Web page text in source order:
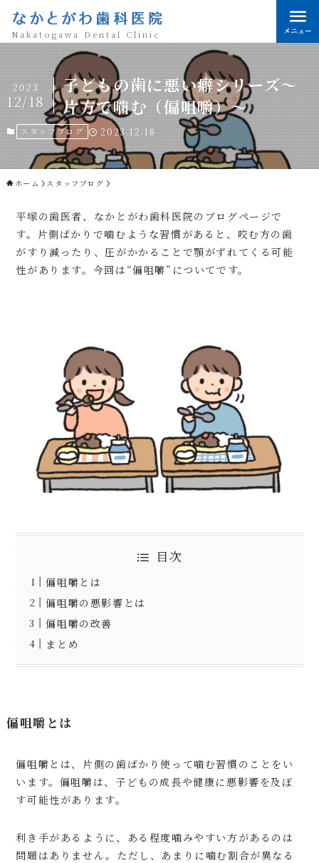
なかとがわ歯科医院
Nakatogawa Dental Clinic メニュー
子どもの歯に悪い癖シリーズ～
片方で噛む（偏咀嚼）～
2023
12/18
スタッフブログ 2023.12.18
ホーム スタッフブログ
平塚の歯医者、なかとがわ歯科医院のブログページで
す。片側ばかりで噛むような習慣があると、咬む方の歯
がすり減ったり、圧がかかることで顎がずれてくる可能
性があります。今回は“偏咀嚼”についてです。
目次
偏咀嚼とは
偏咀嚼の悪影響とは
偏咀嚼の改善
まとめ
偏咀嚼とは
偏咀嚼とは、片側の歯ばかり使って噛む習慣のことをい
います。偏咀嚼は、子どもの成長や健康に悪影響を及ぼ
す可能性があります。
利き手があるように、ある程度噛みやすい方があるのは
問題はありません。ただし、あまりに噛む割合が異なる